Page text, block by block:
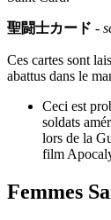
聖闘士カード -
Ces cartes sont
abattus dans le
Ceci est
soldats
lors de la
film
Femmes